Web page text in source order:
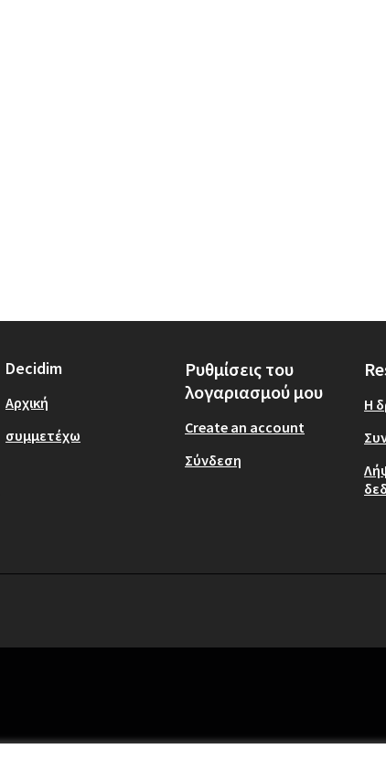
Decidim
Αρχική
συμμετέχω
Ρυθμίσεις του
λογαριασμού μου
Create an account
Σύνδεση
Η